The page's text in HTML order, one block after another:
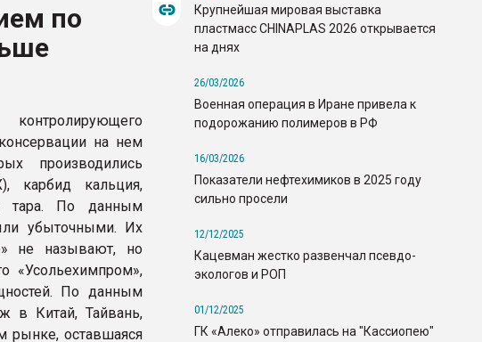
по
на нем
производились
карбид кальция,
тара. По данным
убыточными. Их
не называют, но
«Усольехимпром»,
По данным
в Китай, Тайвань,
рынке, оставшаяся
Крупнейшая мировая выставка
пластмасс CHINAPLAS 2026 открывается
на днях
26/03/2026
Военная операция в Иране привела к
подорожанию полимеров в РФ
16/03/2026
Показатели нефтехимиков в 2025 году
сильно просели
12/12/2025
Кацевман жестко развенчал псевдо-
экологов и РОП
01/12/2025
ГК «Алеко» отправилась на "Кассиопею"